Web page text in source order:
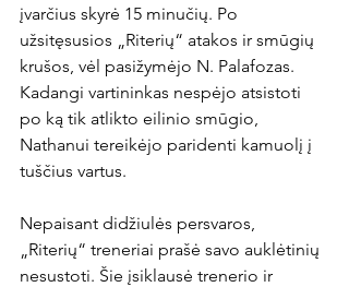
įvarčius skyrė 15 minučių. Po
užsitęsusios „Riterių“ atakos ir smūgių
krušos, vėl pasižymėjo N. Palafozas.
Kadangi vartininkas nespėjo atsistoti
po ką tik atlikto eilinio smūgio,
Nathanui tereikėjo paridenti kamuolį į
tuščius vartus.
Nepaisant didžiulės persvaros,
„Riterių“ treneriai prašė savo auklėtinių
nesustoti. Šie įsiklausė trenerio ir